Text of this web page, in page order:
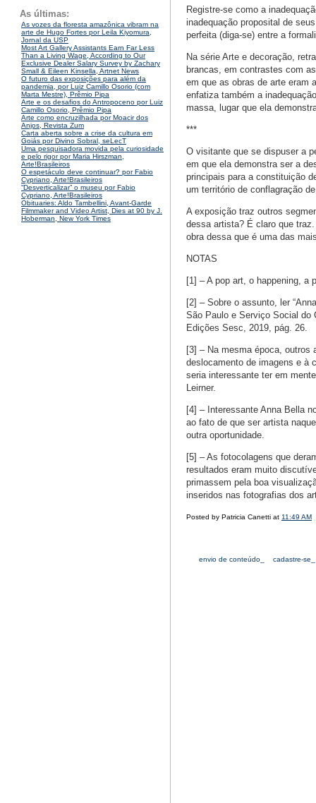
As últimas:
As vozes da floresta amazônica vibram na
arte de Hugo Fortes por Leila Kiyomura,
Jornal da USP
Most Art Gallery Assistants Earn Far Less
Than a Living Wage, According to Our
Exclusive Dealer Salary Survey by Zachary
Small & Eileen Kinsella, Artnet News
O futuro das exposições para além da
pandemia, por Luiz Camillo Osorio (com
Marta Mestre), Prêmio Pipa
Arte e os desafios do Antropoceno por Luiz
Camillo Osorio, Prêmio Pipa
Arte como encruzilhada por Moacir dos
Anjos, Revista Zum
Carta aberta sobre a crise da cultura em
Goiás por Divino Sobral, seLecT
Uma pesquisadora movida pela curiosidade
e pelo rigor por Maria Hirszman,
Arte!Brasileiros
O espetáculo deve continuar? por Fabio
Cypriano, Arte!Brasileiros
“Desverticalizar” o museu por Fabio
Cypriano, Arte!Brasileiros
Obituaries: Aldo Tambellini, Avant-Garde
Filmmaker and Video Artist, Dies at 90 by J.
Hoberman, New York Times
Registre-se como a
inadequação proposital de
perfeita (diga-se) entre a
Na série Arte e decoração,
brancas, em contrastes com
em que as obras de arte eram
enfatiza também a
massa, lugar que ela
***
O visitante que se dispuser a
em que ela demonstra ser a
principais para a constituição
um território de conflagração
A exposição traz outros
dessa artista? É claro que
obra dessa que é uma das
NOTAS
[1] – A pop art, o happening, a
[2] – Sobre o assunto, ler
São Paulo e Serviço Social do
Edições Sesc, 2019, pág. 26.
[3] – Na mesma época, outros
deslocamento de imagens e à
seria interessante ter em
Leirner.
[4] – Interessante Anna Bella
ao fato de que ser artista
outra oportunidade.
[5] – As fotocolagens que
resultados eram muito
primassem pela boa
inseridos nas fotografias dos
Posted by Patricia Canetti at 11:49 AM
envio de conteúdo_ cadastre-se_